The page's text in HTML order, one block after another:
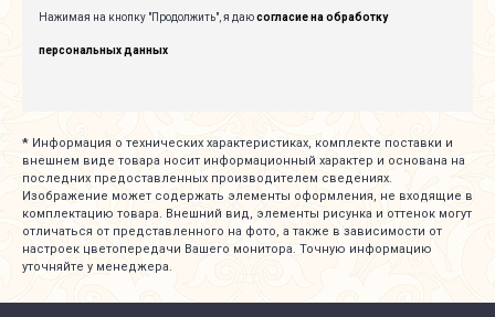
Нажимая на кнопку "Продолжить", я даюсогласие на обработку
персональных данных
* Информация о технических характеристиках, комплекте поставки и
внешнем виде товара носит информационный характер и основана на
последних предоставленных производителем сведениях.
Изображение может содержать элементы оформления, не входящие в
комплектацию товара. Внешний вид, элементы рисунка и оттенок могут
отличаться от представленного на фото, а также в зависимости от
настроек цветопередачи Вашего монитора. Точную информацию
уточняйте у менеджера.